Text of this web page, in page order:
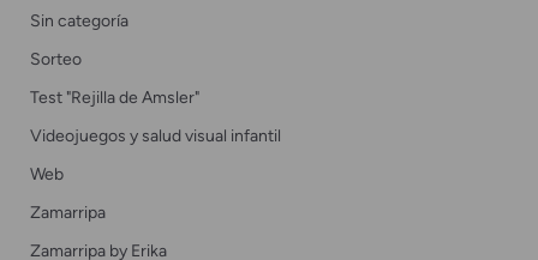
Sin categoría
Sorteo
Test "Rejilla de Amsler"
Videojuegos y salud visual infantil
Web
Zamarripa
Zamarripa by Erika